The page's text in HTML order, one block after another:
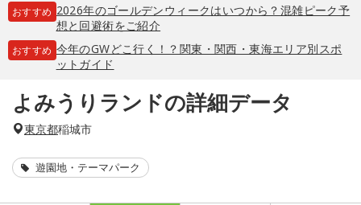
おすすめ 2026年のゴールデンウィークはいつから？混雑ピーク予
想と回避術をご紹介
おすすめ 今年のGWどこ行く！？関東・関西・東海エリア別スポ
ットガイド
よみうりランドの詳細データ
東京都稲城市
遊園地・テーマパーク